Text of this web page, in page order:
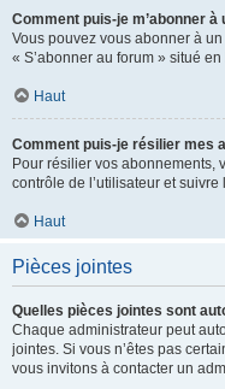
Comment puis-je m’abonner
Vous pouvez vous abonner à
« S’abonner au forum » situé
Haut
Comment puis-je résilier mes
Pour résilier vos abonnements,
contrôle de l’utilisateur et
Haut
Pièces jointes
Quelles pièces jointes sont
Chaque administrateur peut
jointes. Si vous n’êtes pas
vous invitons à contacter un